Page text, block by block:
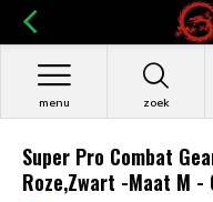
zoek
menu
Super Pro Combat
Roze,Zwart -Maat M -